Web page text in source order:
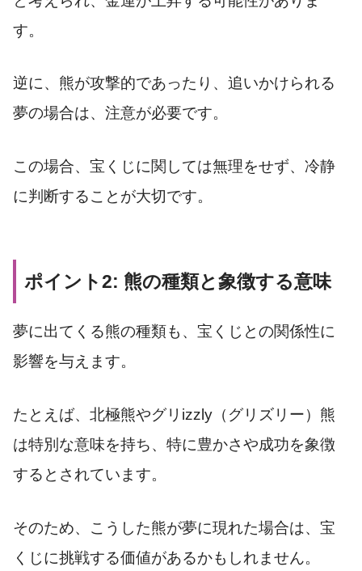
す。
逆に、熊が攻撃的であったり、追いかけられる
夢の場合は、注意が必要です。
この場合、宝くじに関しては無理をせず、冷静
に判断することが大切です。
ポイント2: 熊の種類と象徴する意味
夢に出てくる熊の種類も、宝くじとの関係性に
影響を与えます。
たとえば、北極熊やグリizzly（グリズリー）熊
は特別な意味を持ち、特に豊かさや成功を象徴
するとされています。
そのため、こうした熊が夢に現れた場合は、宝
くじに挑戦する価値があるかもしれません。